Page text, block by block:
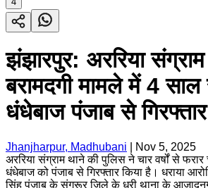
झंझारपुर: अररिया
बरामदगी मामले में 4
धंधेबाज पंजाब से गिरफ्तार
Jhanjharpur, Madhubani
Nov 5, 2025
अररिया संग्राम थाने की पुलिस ने चार वर्षों से
धंधेबाज को पंजाब से गिरफ्तार किया है। धराया
सिंह पंजाब के संगरूर जिले के धुरी थाना के